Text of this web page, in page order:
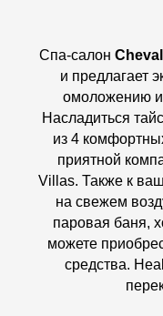
Спа-салон
и предлагает
омоложению и
Насладиться
из 4
приятной
Villas. Также к
на свежем
паровая баня,
можете
средства.